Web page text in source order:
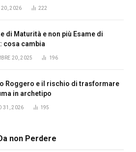
20, 2026 222
di Maturità e non più Esame di
cosa cambia
20, 2025 196
Roggero e il rischio di trasformare
in archetipo
31, 2026 195
non Perdere